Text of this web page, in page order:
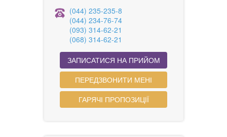
(044) 235-235-8
(044) 234-76-74
(093) 314-62-21
(068) 314-62-21
ЗАПИСАТИСЯ НА ПРИЙОМ
ПЕРЕДЗВОНИТИ МЕНІ
ГАРЯЧІ ПРОПОЗИЦІЇ